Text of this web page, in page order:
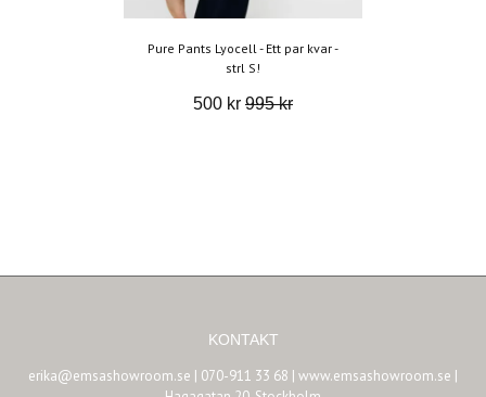
Pure Pants Lyocell - Ett par kvar -
strl S!
500 kr 995 kr
KONTAKT
erika@emsashowroom.se | 070-911 33 68 | www.emsashowroom.se |